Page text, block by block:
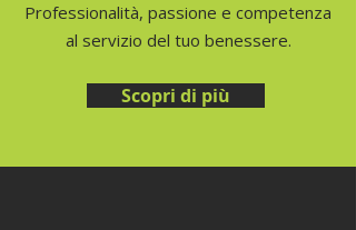
Professionalità, passione e competenza
al servizio del tuo benessere.
Scopri di più